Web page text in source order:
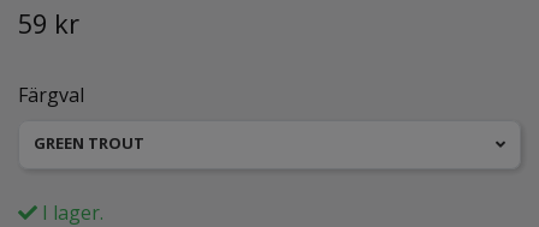
59 kr
Färgval
GREEN TROUT
I lager.